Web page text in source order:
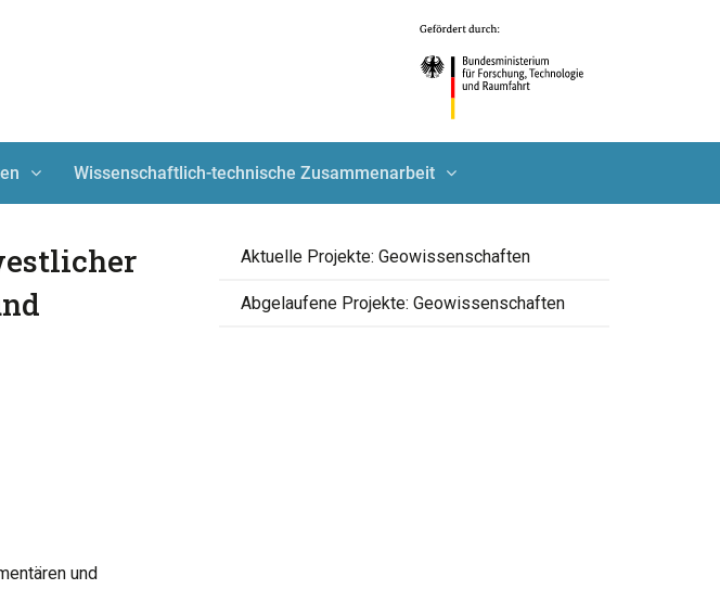
Wissenschaftlich-technische Zusammenarbeit
und
Aktuelle Projekte: Geowissenschaften
Abgelaufene Projekte: Geowissenschaften